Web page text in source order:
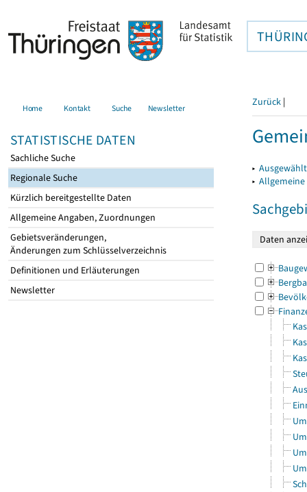
Home Kontakt Suche Newsletter
STATISTISCHE DATEN
Sachliche Suche
Regionale Suche
Kürzlich bereitgestellte Daten
Allgemeine Angaben, Zuordnungen
Gebietsveränderungen,
Änderungen zum Schlüsselverzeichnis
Definitionen und Erläuterungen
Newsletter
Zurück |
▸
▸